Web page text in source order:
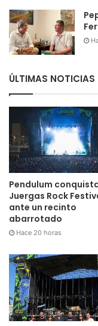
ÚLTIMAS NOTICIAS
Pendulum
Juergas Rock
ante un recinto
abarrotado
Hace 20 horas